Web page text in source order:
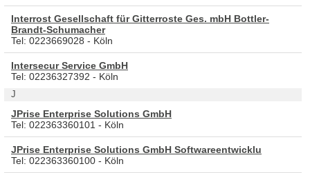
Interrost Gesellschaft für Gitterroste Ges. mbH Bottler-
Brandt-Schumacher
Tel: 0223669028 - Köln
Intersecur Service GmbH
Tel: 02236327392 - Köln
J
JPrise Enterprise Solutions GmbH
Tel: 022363360101 - Köln
JPrise Enterprise Solutions GmbH Softwareentwicklu
Tel: 022363360100 - Köln